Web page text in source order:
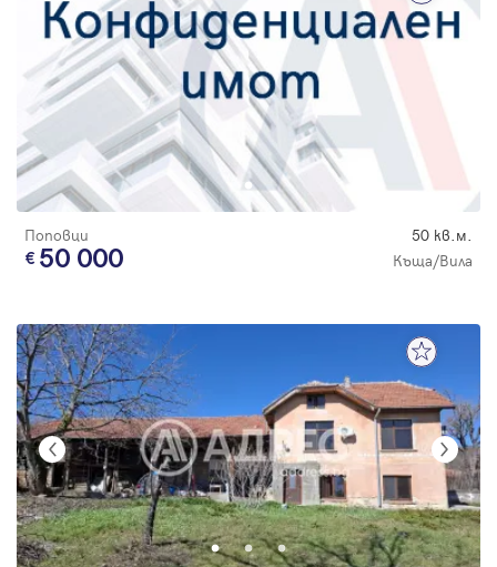
Поповци 50 кв.м.
50 000 Къща/Вила